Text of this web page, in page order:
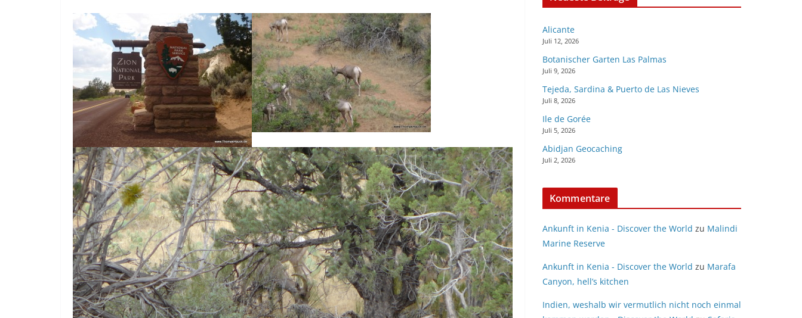
Alicante
Juli 12, 2026
Botanischer Garten Las Palmas
Juli 9, 2026
Tejeda, Sardina & Puerto de Las Nieves
Juli 8, 2026
Ile de Gorée
Juli 5, 2026
Abidjan Geocaching
Juli 2, 2026
Kommentare
Ankunft in Kenia - Discover the World zu Malindi
Marine Reserve
Ankunft in Kenia - Discover the World zu Marafa
Canyon, hell’s kitchen
Indien, weshalb wir vermutlich nicht noch einmal